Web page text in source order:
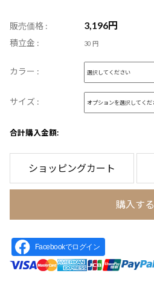
販売価格 : 3,196円
積立金 : 30 円
カラー :
サイズ :
合計購入金額:
ショッピングカート
購入する
Facebookでログイン